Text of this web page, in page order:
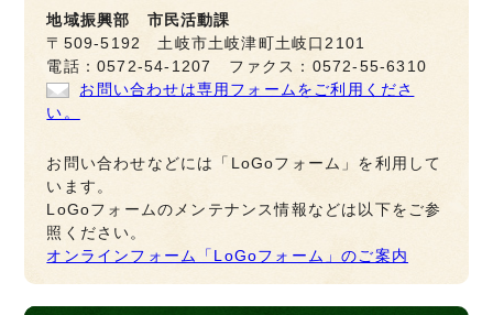
地域振興部 市民活動課
〒509-5192 土岐市土岐津町土岐口2101
電話：0572-54-1207 ファクス：0572-55-6310
お問い合わせは専用フォームをご利用くださ
い。
お問い合わせなどには「LoGoフォーム」を利用して
います。
LoGoフォームのメンテナンス情報などは以下をご参
照ください。
オンラインフォーム「LoGoフォーム」のご案内